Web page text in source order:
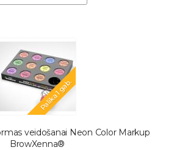
Palika 1 gab.
veidošanai Neon Color Markup
BrowXenna®